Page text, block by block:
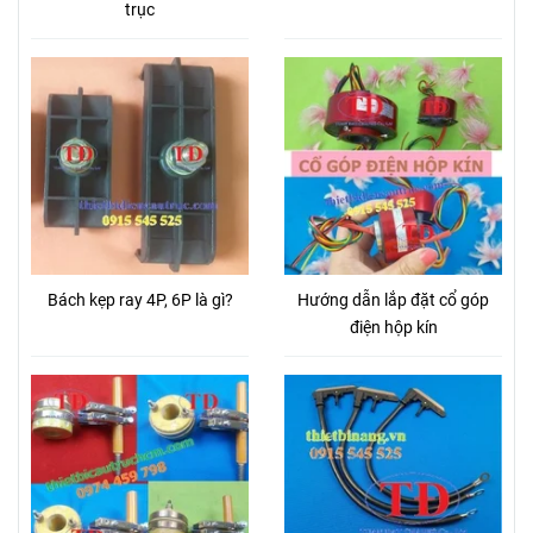
trục
Bách kẹp ray 4P, 6P là gì?
Hướng dẫn lắp đặt cổ góp
điện hộp kín